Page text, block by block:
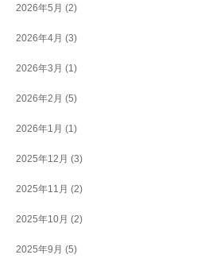
2026年5月 (2)
2026年4月 (3)
2026年3月 (1)
2026年2月 (5)
2026年1月 (1)
2025年12月 (3)
2025年11月 (2)
2025年10月 (2)
2025年9月 (5)